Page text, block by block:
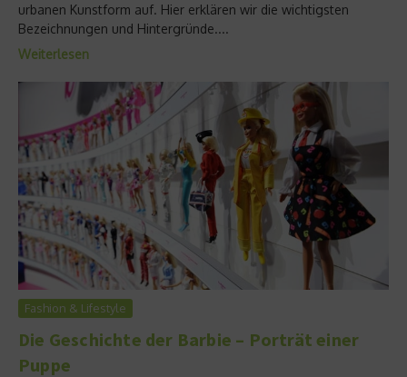
urbanen Kunstform auf. Hier erklären wir die wichtigsten
Bezeichnungen und Hintergründe....
Weiterlesen
Fashion & Lifestyle
Die Geschichte der Barbie – Porträt einer
Puppe